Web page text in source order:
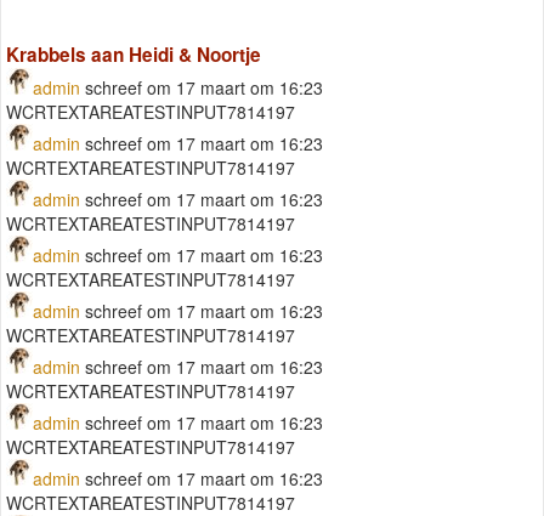
Krabbels aan Heidi & Noortje
admin schreef om 17 maart om 16:23
WCRTEXTAREATESTINPUT7814197
admin schreef om 17 maart om 16:23
WCRTEXTAREATESTINPUT7814197
admin schreef om 17 maart om 16:23
WCRTEXTAREATESTINPUT7814197
admin schreef om 17 maart om 16:23
WCRTEXTAREATESTINPUT7814197
admin schreef om 17 maart om 16:23
WCRTEXTAREATESTINPUT7814197
admin schreef om 17 maart om 16:23
WCRTEXTAREATESTINPUT7814197
admin schreef om 17 maart om 16:23
WCRTEXTAREATESTINPUT7814197
admin schreef om 17 maart om 16:23
WCRTEXTAREATESTINPUT7814197